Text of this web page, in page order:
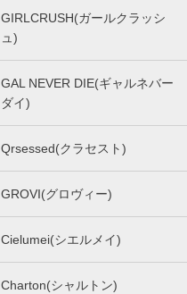
GIRLCRUSH(ガールクラッシ
ュ)
GAL NEVER DIE(ギャルネバー
ダイ)
Qrsessed(クラセスト)
GROVI(グロヴィー)
Cielumei(シエルメイ)
Charton(シャルトン)